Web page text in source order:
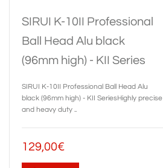
SIRUI K-10II Professional
Ball Head Alu black
(96mm high) - KII Series
SIRUI K-10II Professional Ball Head Alu
black (96mm high) - KII SeriesHighly precise
and heavy duty ..
129,00€